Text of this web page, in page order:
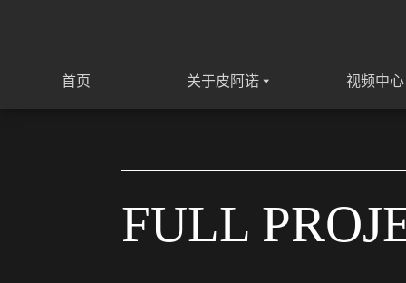
首页 关于皮阿诺 视频中心
FULL